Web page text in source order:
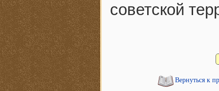
советской
Вернуться к